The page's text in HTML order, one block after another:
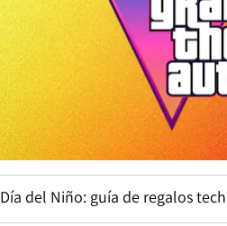
Día del Niño: guía de regalos